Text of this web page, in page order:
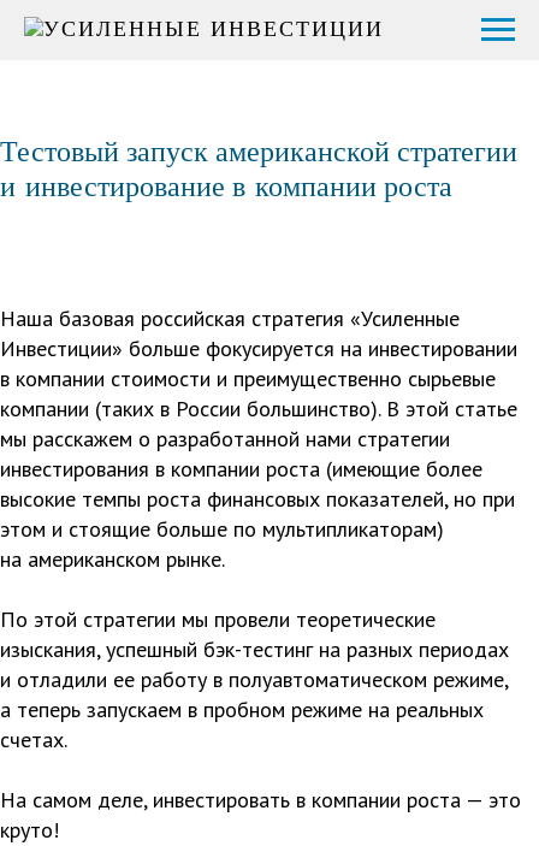
Тестовый запуск американской стратегии
и инвестирование в компании роста
Наша базовая российская стратегия «Усиленные
Инвестиции» больше фокусируется на инвестировании
в компании стоимости и преимущественно сырьевые
компании (таких в России большинство). В этой статье
мы расскажем о разработанной нами стратегии
инвестирования в компании роста (имеющие более
высокие темпы роста финансовых показателей, но при
этом и стоящие больше по мультипликаторам)
на американском рынке.
По этой стратегии мы провели теоретические
изыскания, успешный бэк-тестинг на разных периодах
и отладили ее работу в полуавтоматическом режиме,
а теперь запускаем в пробном режиме на реальных
счетах.
На самом деле, инвестировать в компании роста — это
круто!